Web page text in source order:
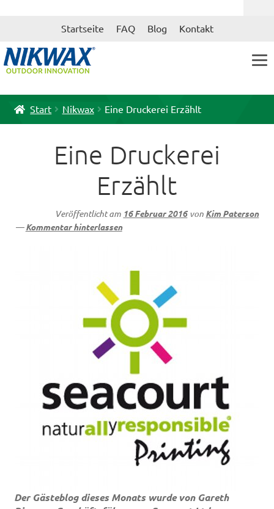
Navigation
Zum
Startseite FAQ Blog Kontakt
Start Nikwax Eine Druckerei Erzählt
Veröffentlicht am 16 Februar 2016 von Kim Paterson
—Kommentar hinterlassen
Eine Druckerei
Erzählt
Der Gästeblog dieses Monats wurde von Gareth